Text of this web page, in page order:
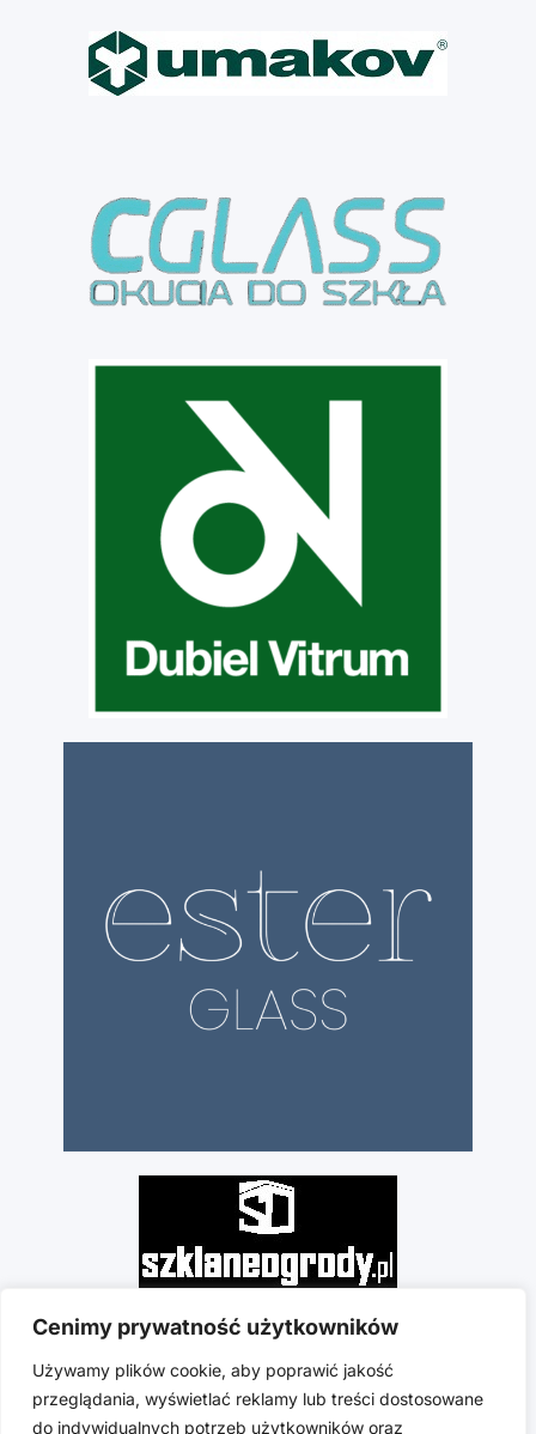
Cenimy prywatność użytkowników
Używamy plików cookie, aby poprawić jakość
przeglądania, wyświetlać reklamy lub treści dostosowane
do indywidualnych potrzeb użytkowników oraz